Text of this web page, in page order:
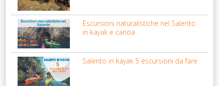
Escursioni naturalistiche nel Salento
in kayak e canoa
Salento in kayak 5 escursioni da fare